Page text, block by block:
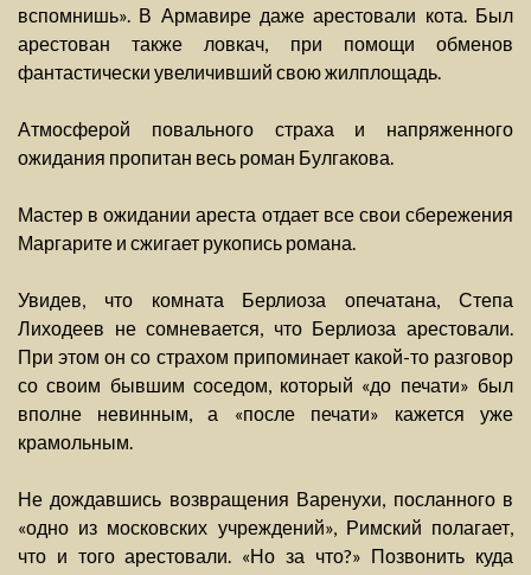
вспомнишь». В Армавире даже арестовали кота. Был
арестован также ловкач, при помощи обменов
фантастически увеличивший свою жилплощадь.
Атмосферой повального страха и напряженного
ожидания пропитан весь роман Булгакова.
Мастер в ожидании ареста отдает все свои сбережения
Маргарите и сжигает рукопись романа.
Увидев, что комната Берлиоза опечатана, Степа
Лиходеев не сомневается, что Берлиоза арестовали.
При этом он со страхом припоминает какой-то разговор
со своим бывшим соседом, который «до печати» был
вполне невинным, а «после печати» кажется уже
крамольным.
Не дождавшись возвращения Варенухи, посланного в
«одно из московских учреждений», Римский полагает,
что и того арестовали. «Но за что?» Позвонить куда